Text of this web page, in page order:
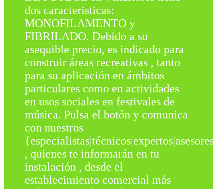
dos caracteristicas:
MONOFILAMENTO y
FIBRILADO. Debido a su
asequible precio, es indicado para
construir áreas recreativas , tanto
para su aplicación en ámbitos
particulares como en actividades
en usos sociales en festivales de
música. Pulsa el botón y comunica
con nuestros
{especialistas|técnicos|expertos|asesores
, quienes te informarán en tu
instalación , desde el
establecimiento comercial más